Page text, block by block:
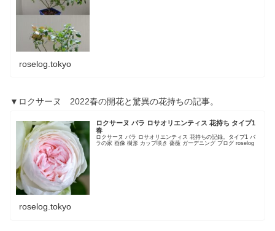
roselog.tokyo
▼ロクサーヌ 2022春の開花と驚異の花持ちの記事。
ロクサーヌ バラ ロサオリエンティス 花持ち タイプ1
春
ロクサーヌ バラ ロサオリエンティス 花持ちの記録。タイプ1 バ
ラの家 画像 樹形 カップ咲き 薔薇 ガーデニング ブログ roselog
roselog.tokyo